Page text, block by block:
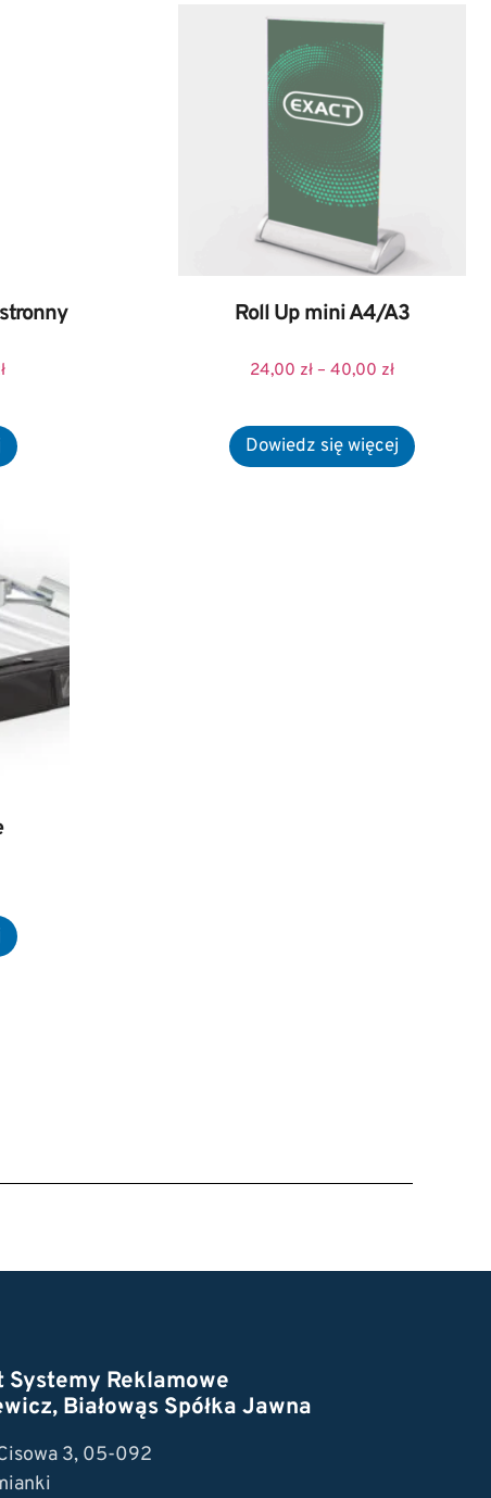
Roll Up mini A4/A3
24,00 zł – 40,00 zł
Systemy Reklamowe
Białowąs Spółka Jawna
3, 05-092